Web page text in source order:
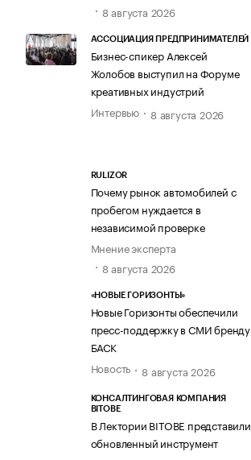
8 августа 2026
АССОЦИАЦИЯ ПРЕДПРИНИМАТЕЛЕЙ
Бизнес-спикер Алексей
Жолобов выступил на Форуме
креативных индустрий
Интервью
8 августа 2026
RULIZOR
Почему рынок автомобилей с
пробегом нуждается в
независимой проверке
Мнение эксперта
8 августа 2026
«НОВЫЕ ГОРИЗОНТЫ»
Новые Горизонты обеспечили
пресс-поддержку в СМИ бренду
БАСК
Новость
8 августа 2026
КОНСАЛТИНГОВАЯ КОМПАНИЯ
BITOBE
В Лектории BITOBE представили
обновленный инструмент